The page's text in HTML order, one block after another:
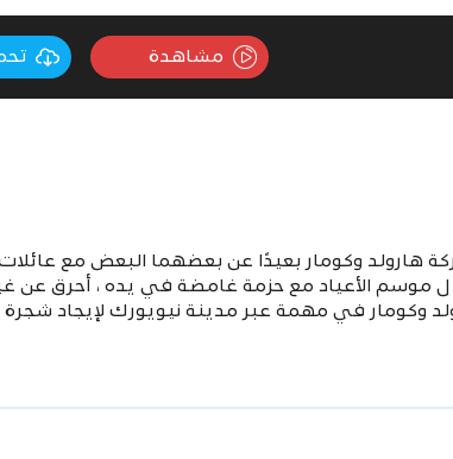
مشاهدة
هارولد وكومار بعيدًا عن بعضهما البعض مع عائلات
موسم الأعياد مع حزمة غامضة في يده ، أحرق عن
وكومار في مهمة عبر مدينة نيويورك لإيجاد شجرة